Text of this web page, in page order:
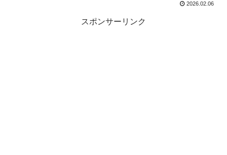
2026.02.06
スポンサーリンク